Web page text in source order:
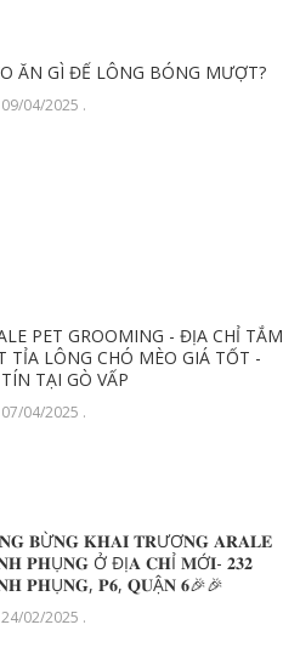
ĂN GÌ ĐỂ LÔNG BÓNG MƯỢT?
09/04/2025 .
PET GROOMING - ĐỊA CHỈ TẮM
TỈA LÔNG CHÓ MÈO GIÁ TỐT -
TẠI GÒ VẤP
07/04/2025 .
𝐁Ừ𝐍𝐆 𝐊𝐇𝐀𝐈 𝐓𝐑ƯƠ𝐍𝐆 𝐀𝐑𝐀𝐋𝐄
𝐏𝐇Ụ𝐍𝐆 Ở ĐỊ𝐀 𝐂𝐇Ỉ 𝐌Ớ𝐈- 𝟐𝟑𝟐
𝐏𝐇Ụ𝐍𝐆, 𝐏𝟔, 𝐐𝐔Ậ𝐍 𝟔🎉🎉
24/02/2025 .